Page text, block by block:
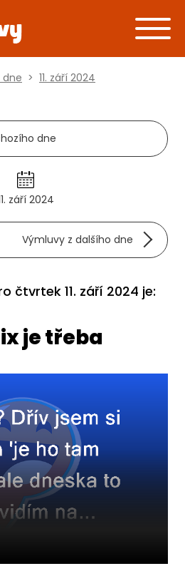
dne > 11. září 2024
dne
září 2024
Výmluvy z dalšího dne
čtvrtek 11. září 2024 je:
je třeba